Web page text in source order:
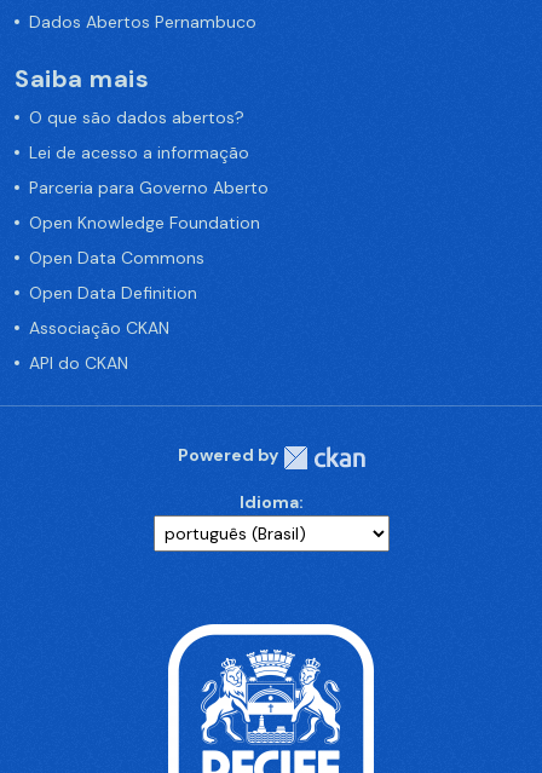
Dados Abertos Pernambuco
Saiba mais
O que são dados abertos?
Lei de acesso a informação
Parceria para Governo Aberto
Open Knowledge Foundation
Open Data Commons
Open Data Definition
Associação CKAN
API do CKAN
Powered by
Idioma